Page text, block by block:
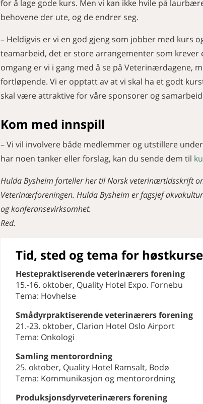
for å lage gode kurs. Men vi kan ikke hvile på
behovene der ute, og de endrer seg.
– Heldigvis er vi en god gjeng som jobber med kurs
teamarbeid, det er store arrangementer som krever
omgang er vi i gang med å se på Veterinærdagene,
fortløpende. Vi er opptatt av at vi skal ha et godt
skal være attraktive for våre sponsorer og
Kom med innspill
– Vi vil involvere både medlemmer og utstillere
har noen tanker eller forslag, kan du sende dem til
Hulda Bysheim forteller her til Norsk veterinærtidsskrift
Veterinærforeningen. Hulda Bysheim er fagsjef
og konferansevirksomhet.
Red.
Tid, sted og tema for
Hestepraktiserende veterinærers forening
15.-16. oktober, Quality Hotel Expo. Fornebu
Tema: Hovhelse
Smådyrpraktiserende veterinærers forening
21.-23. oktober, Clarion Hotel Oslo Airport
Tema: Onkologi
Samling mentorordning
25. oktober, Quality Hotel Ramsalt, Bodø
Tema: Kommunikasjon og mentorordning
Produksjonsdyrveterinærers forening